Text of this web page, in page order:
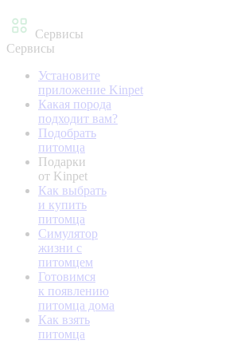
Сервисы
Сервисы
Установите
приложение Kinpet
Какая порода
подходит вам?
Подобрать
питомца
Подарки
от Kinpet
Как выбрать
и купить
питомца
Симулятор
жизни с
питомцем
Готовимся
к появлению
питомца дома
Как взять
питомца